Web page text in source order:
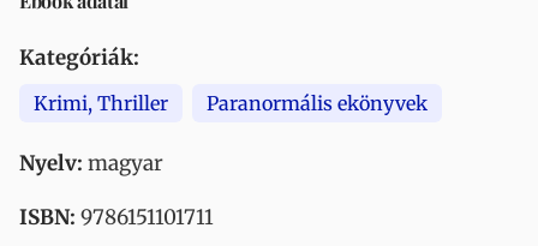
Kategóriák:
Krimi, Thriller Paranormális ekönyvek
Nyelv: magyar
ISBN: 9786151101711